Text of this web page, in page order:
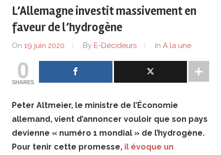
de
lentreprise
et
ses
dirigeants
L’Allemagne investit massivement en
faveur de l’hydrogène
On 19 juin 2020 By E-Décideurs In A la une
0
SHARES
Peter Altmeier, le ministre de l’Économie
allemand, vient d’annoncer vouloir que son pays
devienne « numéro 1 mondial » de l’hydrogène.
Pour tenir cette promesse, il évoque un